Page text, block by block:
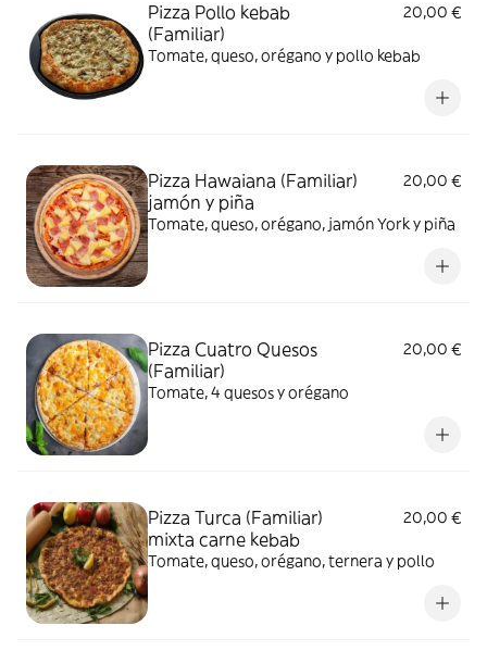
Pizza Pollo kebab
(Familiar)
20,00 €
Tomate, queso, orégano y pollo kebab
Pizza Hawaiana (Familiar)
jamón y piña
20,00 €
Tomate, queso, orégano, jamón York y piña
Pizza Cuatro Quesos
(Familiar)
20,00 €
Tomate, 4 quesos y orégano
Pizza Turca (Familiar)
mixta carne kebab
20,00 €
Tomate, queso, orégano, ternera y pollo